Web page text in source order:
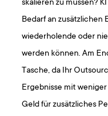
skalieren zu müssen?
Bedarf an zusätzlichen
wiederholende oder
werden können. Am
Tasche, da Ihr
Ergebnisse mit
Geld für zusätzliches